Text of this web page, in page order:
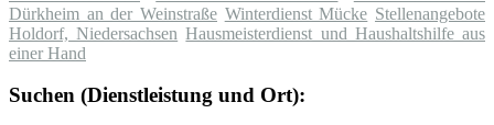
Dürkheim an der Weinstraße Winterdienst Mücke Stellenangebote
Holdorf, Niedersachsen Hausmeisterdienst und Haushaltshilfe aus
einer Hand
Suchen (Dienstleistung und Ort):